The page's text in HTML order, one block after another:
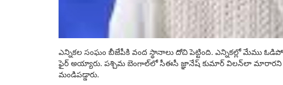
ఎన్నికల సంఘం బీజేపీకి వంద స్థానాలు దోచి పెట్టింది. ఎన్నికల్లో మేము
ఫైర్‌ అయ్యారు. పశ్చిమ బెంగాల్‌లో సీఈసీ జ్ఞానేష్‌ కుమార్‌ విలన్‌లా మారారని
మండిపడ్డారు.